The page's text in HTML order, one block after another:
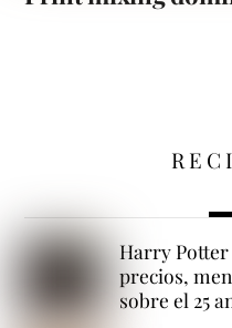
Harry Potter
precios,
sobre el 25